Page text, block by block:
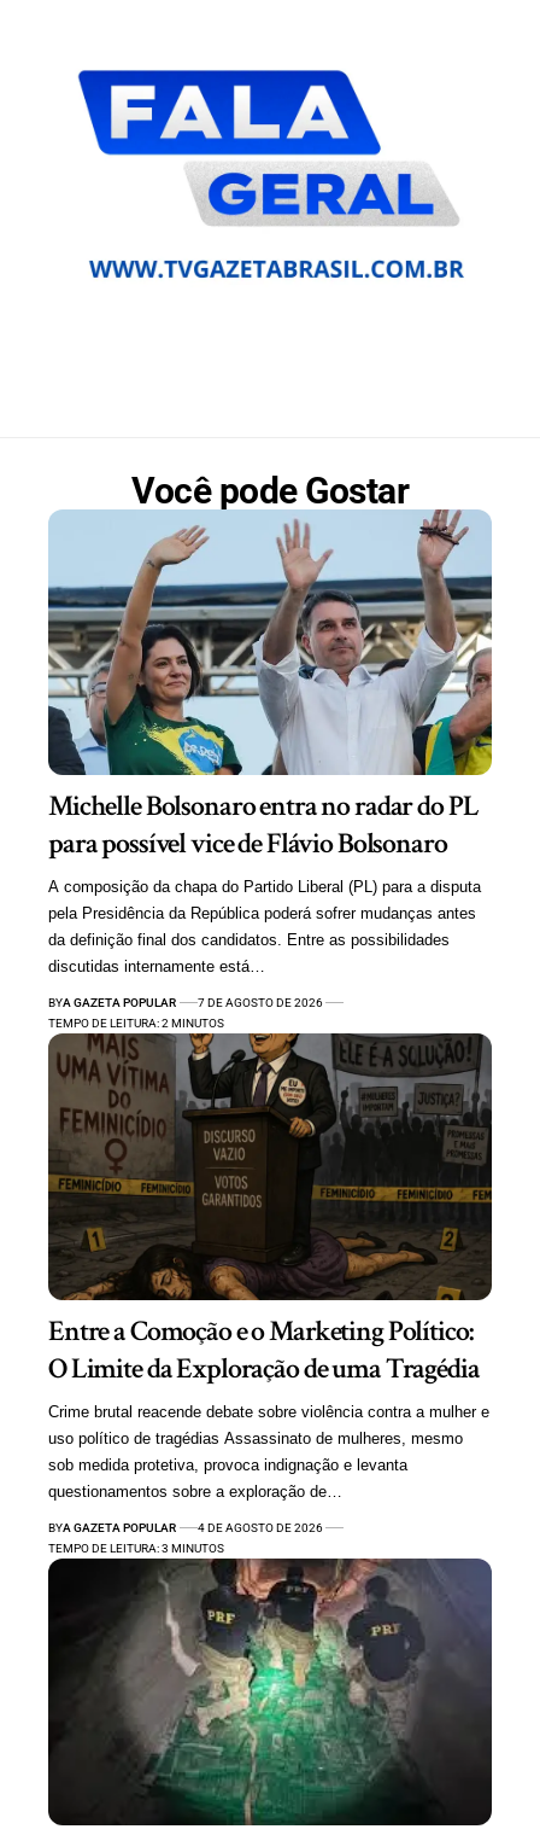
Você pode Gostar
Michelle Bolsonaro entra no radar do PL
para possível vice de Flávio Bolsonaro
A composição da chapa do Partido Liberal (PL) para a disputa
pela Presidência da República poderá sofrer mudanças antes
da definição final dos candidatos. Entre as possibilidades
discutidas internamente está…
BYA GAZETA POPULAR
7 DE AGOSTO DE 2026
TEMPO DE LEITURA: 2 MINUTOS
Entre a Comoção e o Marketing Político:
O Limite da Exploração de uma Tragédia
Crime brutal reacende debate sobre violência contra a mulher e
uso político de tragédias Assassinato de mulheres, mesmo
sob medida protetiva, provoca indignação e levanta
questionamentos sobre a exploração de…
BYA GAZETA POPULAR
4 DE AGOSTO DE 2026
TEMPO DE LEITURA: 3 MINUTOS